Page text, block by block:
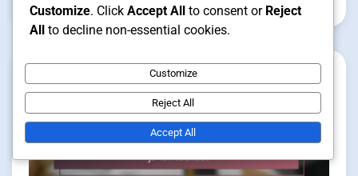
Customize. Click Accept All to consent or Reject
All to decline non-essential cookies.
Customize
Reject All
Accept All